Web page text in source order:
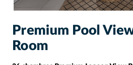
Premium Pool
Room